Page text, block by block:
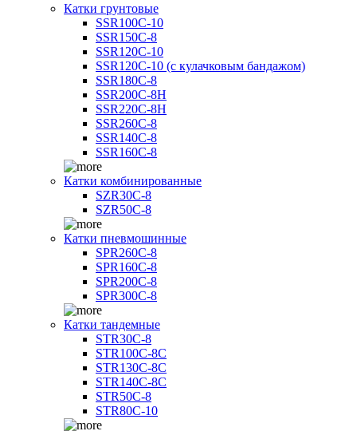
Катки грунтовые
SSR100C-10
SSR150C-8
SSR120C-10
SSR120C-10 (с кулачковым бандажом)
SSR180C-8
SSR200C-8H
SSR220C-8H
SSR260C-8
SSR140C-8
SSR160C-8
Катки комбинированные
SZR30C-8
SZR50C-8
Катки пневмошинные
SPR260C-8
SPR160C-8
SPR200C-8
SPR300C-8
Катки тандемные
STR30C-8
STR100C-8С
STR130C-8С
STR140C-8С
STR50C-8
STR80C-10